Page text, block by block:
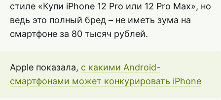
стиле «Купи iPhone 12 Pro или 12 Pro Max», но
ведь это полный бред – не иметь зума на
смартфоне за 80 тысяч рублей.
Apple показала, с какими Android-
смартфонами может конкурировать iPhone